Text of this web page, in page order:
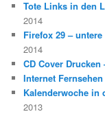
Tote Links in den
2014
Firefox 29 –
2014
CD Cover Drucken
Internet
Kalenderwoche in
2013